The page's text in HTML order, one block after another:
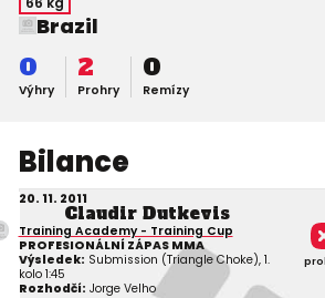
Brazil
Výhry
0
Prohry
2
Remízy
0
Bilance
20. 11. 2011
Claudir Dutkevis
Training Academy - Training Cup
PROFESIONÁLNÍ ZÁPAS MMA
Výsledek: Submission (Triangle Choke), 1.
kolo 1:45
Rozhodčí: Jorge Velho